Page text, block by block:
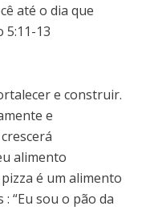
até o dia que
5:11-13
e construir.
e
alimento
é um alimento
“Eu sou o pão da